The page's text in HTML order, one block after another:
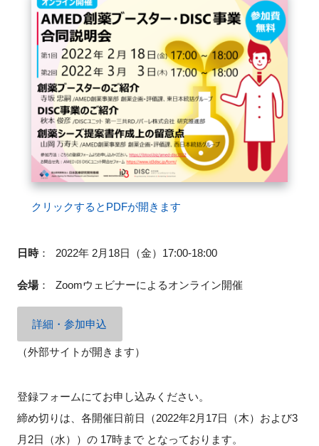
閉じる
クリックするとPDFが開きます
日時： 2022年 2月18日（金）17:00-18:00
会場： Zoomウェビナーによるオンライン開催
詳細・参加申込
（外部サイトが開きます）
登録フォームにてお申し込みください。
締め切りは、各開催日前日（2022年2月17日（木）および3
月2日（水））の 17時まで となっております。